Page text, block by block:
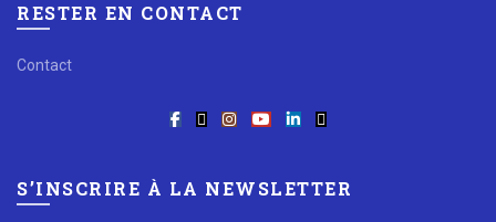
RESTER EN CONTACT
Contact
S’INSCRIRE À LA NEWSLETTER